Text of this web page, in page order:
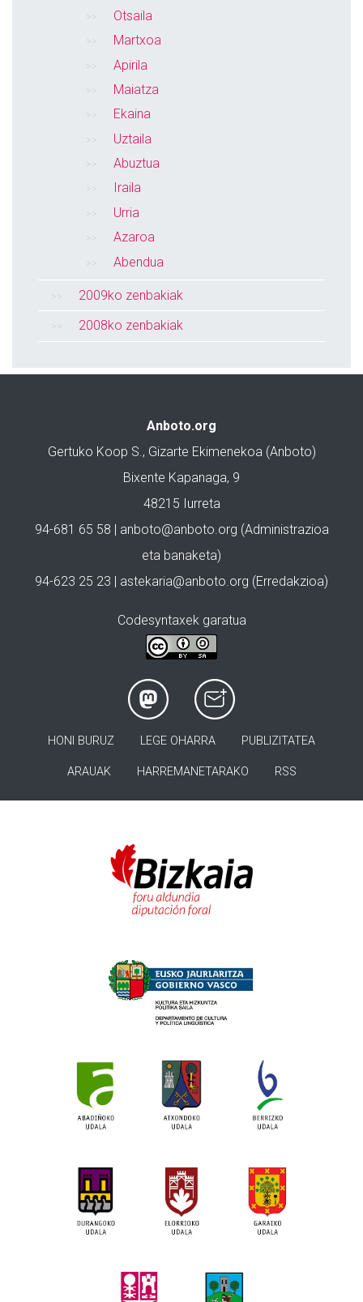
Otsaila
Martxoa
Apirila
Maiatza
Ekaina
Uztaila
Abuztua
Iraila
Urria
Azaroa
Abendua
2009ko zenbakiak
2008ko zenbakiak
Anboto.org
Gertuko Koop S., Gizarte Ekimenekoa (Anboto)
Bixente Kapanaga, 9
48215 Iurreta
94-681 65 58 | anboto@anboto.org (Administrazioa
eta banaketa)
94-623 25 23 | astekaria@anboto.org (Erredakzioa)
Codesyntaxek garatua
HONI BURUZ LEGE OHARRA PUBLIZITATEA
ARAUAK HARREMANETARAKO RSS